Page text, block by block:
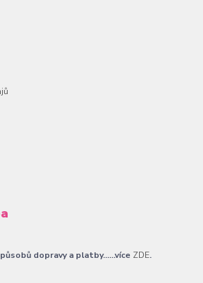
dopravy a platby......více ZDE.